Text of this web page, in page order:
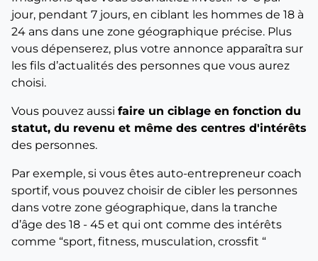
jour, pendant 7 jours, en ciblant les hommes de 18 à
24 ans dans une zone géographique précise. Plus
vous dépenserez, plus votre annonce apparaîtra sur
les fils d’actualités des personnes que vous aurez
choisi.
Vous pouvez aussi faire un ciblage en fonction du
statut, du revenu et même des centres d'intérêts
des personnes.
Par exemple, si vous êtes auto-entrepreneur coach
sportif, vous pouvez choisir de cibler les personnes
dans votre zone géographique, dans la tranche
d’âge des 18 - 45 et qui ont comme des intérêts
comme “sport, fitness, musculation, crossfit “